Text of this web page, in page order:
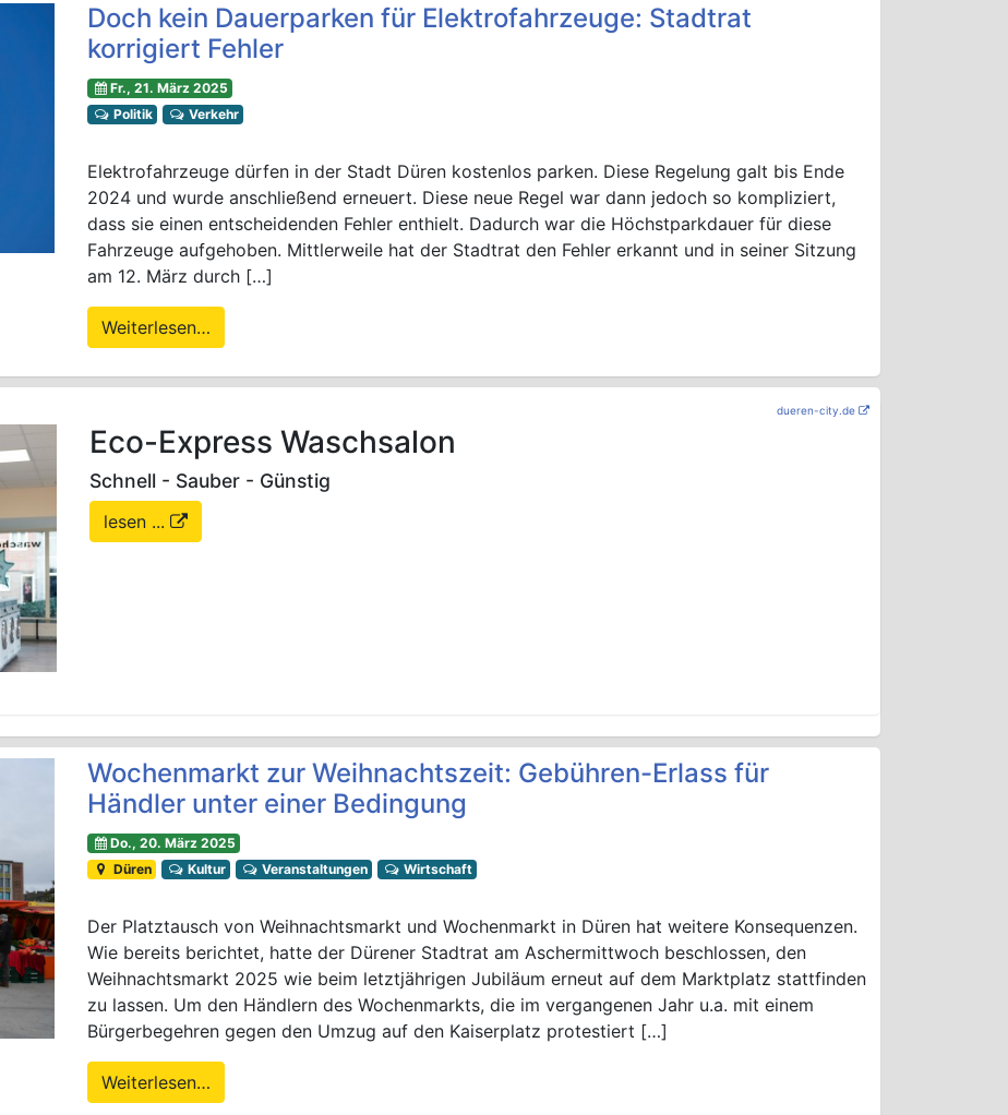
Doch kein Dauerparken für Elektrofahrzeuge: Stadtrat
korrigiert Fehler
Fr., 21. März 2025
Politik
Verkehr
Elektrofahrzeuge dürfen in der Stadt Düren kostenlos parken. Diese Regelung galt bis Ende
2024 und wurde anschließend erneuert. Diese neue Regel war dann jedoch so kompliziert,
dass sie einen entscheidenden Fehler enthielt. Dadurch war die Höchstparkdauer für diese
Fahrzeuge aufgehoben. Mittlerweile hat der Stadtrat den Fehler erkannt und in seiner Sitzung
am 12. März durch […]
Weiterlesen…
dueren-city.de
Eco-Express Waschsalon
Schnell - Sauber - Günstig
lesen ...
Wochenmarkt zur Weihnachtszeit: Gebühren-Erlass für
Händler unter einer Bedingung
Do., 20. März 2025
Düren
Kultur Veranstaltungen Wirtschaft
Der Platztausch von Weihnachtsmarkt und Wochenmarkt in Düren hat weitere Konsequenzen.
Wie bereits berichtet, hatte der Dürener Stadtrat am Aschermittwoch beschlossen, den
Weihnachtsmarkt 2025 wie beim letztjährigen Jubiläum erneut auf dem Marktplatz stattfinden
zu lassen. Um den Händlern des Wochenmarkts, die im vergangenen Jahr u.a. mit einem
Bürgerbegehren gegen den Umzug auf den Kaiserplatz protestiert […]
Weiterlesen…